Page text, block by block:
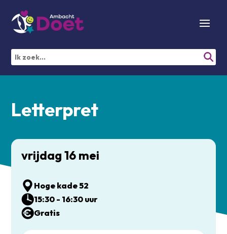
Letterpret
vrijdag 16 mei
Hoge kade 52
15:30 - 16:30 uur
Gratis